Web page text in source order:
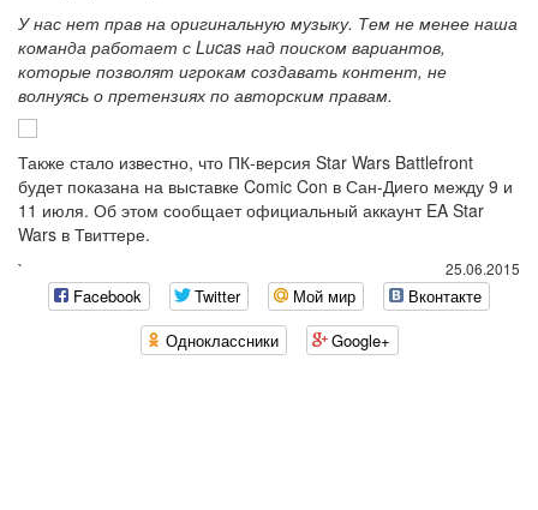
У нас нет прав на оригинальную музыку. Тем не менее наша
команда работает с Lucas над поиском вариантов,
которые позволят игрокам создавать контент, не
волнуясь о претензиях по авторским правам.
Также стало известно, что ПК-версия Star Wars Battlefront
будет показана на выставке Comic Con в Сан-Диего между 9 и
11 июля. Об этом сообщает официальный аккаунт EA Star
Wars в Твиттере.
25.06.2015
`
Facebook Twitter Мой мир
Вконтакте
Одноклассники
Google+